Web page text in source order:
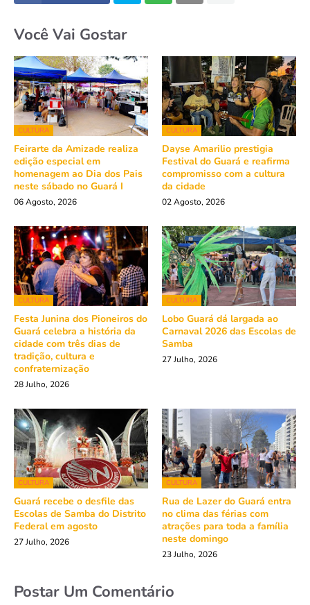
Você Vai Gostar
CULTURA
Feirarte da Amizade realiza
edição especial em
homenagem ao Dia dos Pais
neste sábado no Guará I
06 Agosto, 2026
CULTURA
Dayse Amarilio prestigia
Festival do Guará e reafirma
compromisso com a cultura
da cidade
02 Agosto, 2026
CULTURA
Festa Junina dos Pioneiros do
Guará celebra a história da
cidade com três dias de
tradição, cultura e
confraternização
28 Julho, 2026
CULTURA
Lobo Guará dá largada ao
Carnaval 2026 das Escolas de
Samba
27 Julho, 2026
CULTURA
Guará recebe o desfile das
Escolas de Samba do Distrito
Federal em agosto
27 Julho, 2026
CULTURA
Rua de Lazer do Guará entra
no clima das férias com
atrações para toda a família
neste domingo
23 Julho, 2026
Postar Um Comentário